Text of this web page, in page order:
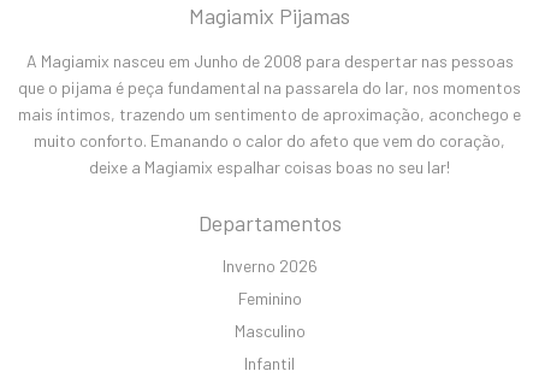
Magiamix Pijamas
A Magiamix nasceu em Junho de 2008 para despertar nas pessoas
que o pijama é peça fundamental na passarela do lar, nos momentos
mais íntimos, trazendo um sentimento de aproximação, aconchego e
muito conforto. Emanando o calor do afeto que vem do coração,
deixe a Magiamix espalhar coisas boas no seu lar!
Departamentos
Inverno 2026
Feminino
Masculino
Infantil